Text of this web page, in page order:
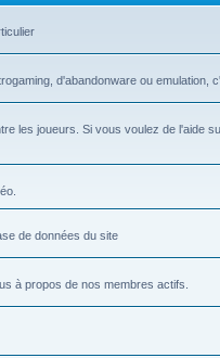
d'abandonware ou emulation,
les joueurs. Si vous voulez de l'aide
de données du site
à propos de nos membres actifs.